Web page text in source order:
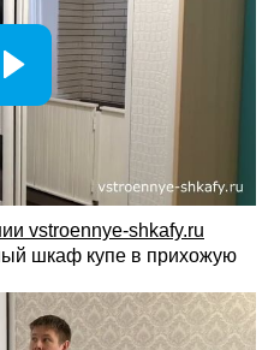
vstroennye-shkafy.ru
шкаф купе в прихожую